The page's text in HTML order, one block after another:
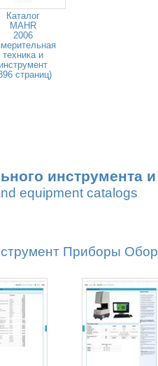
Каталог
MAHR
2006
техника и
инструмент
страниц)
инструмента
equipment catalogs
Приборы